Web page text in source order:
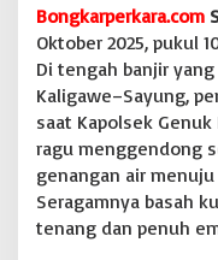
i
W
a
r
g
a
G
e
n
d
Bongkarperkara.com
Oktober 2025, pukul
Di tengah banjir
Kaligawe–Sayung,
saat Kapolsek Genuk
ragu menggendong
genangan air
Seragamnya basah
tenang dan penuh